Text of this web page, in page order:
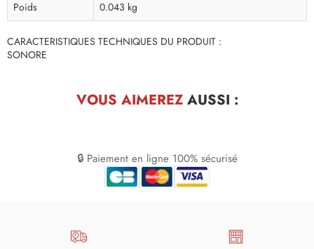
Poids
0.043 kg
CARACTERISTIQUES TECHNIQUES DU PRODUIT :
SONORE
VOUS AIMEREZAUSSI :
🔒 Paiement en ligne 100% sécurisé